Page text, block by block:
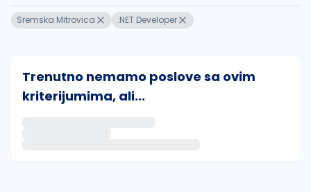
Sremska Mitrovica .NET Developer
Trenutno nemamo poslove sa ovim
kriterijumima, ali...